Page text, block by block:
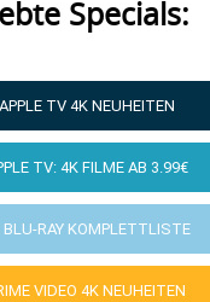
Specials:
APPLE TV 4K NEUHEITEN
TV: 4K FILME AB 3.99€
BLU-RAY KOMPLETTLISTE
VIDEO 4K NEUHEITEN